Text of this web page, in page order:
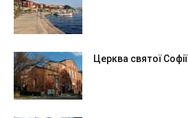
Церква святої Софії